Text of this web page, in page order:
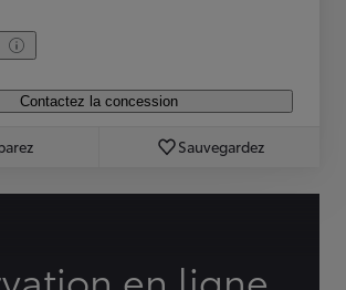
Contactez la concession
Sauvegardez